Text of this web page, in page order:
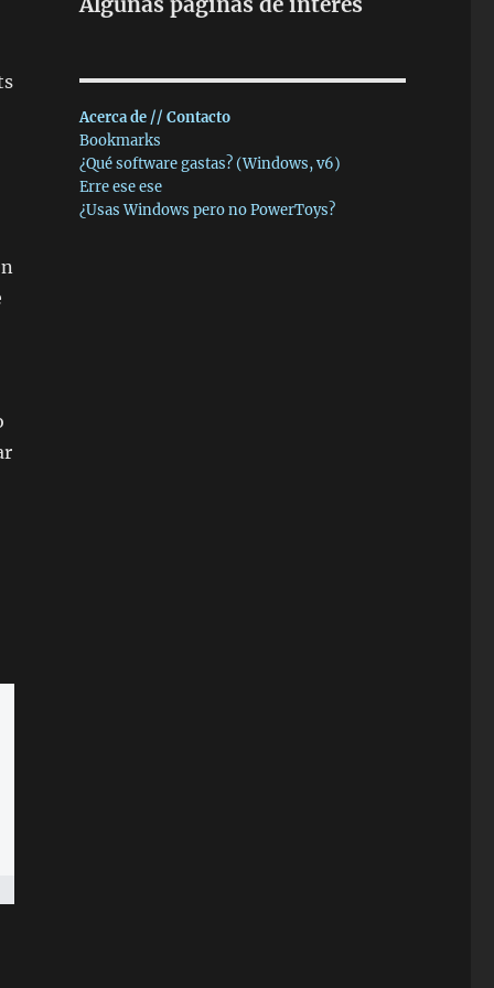
Acerca de // Contacto
Bookmarks
¿Qué software gastas? (Windows, v6)
Erre ese ese
¿Usas Windows pero no PowerToys?